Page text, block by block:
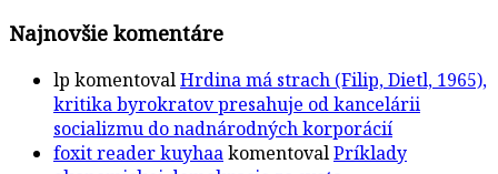
Najnovšie komentáre
lp komentovalHrdina má strach (Filip, Dietl, 1965),
kritika byrokratov presahuje od kancelárii
socializmu do nadnárodných korporácií
foxit reader kuyhaakomentovalPríklady